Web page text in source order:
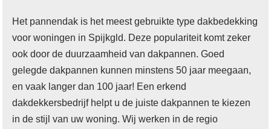
Het pannendak is het meest gebruikte type dakbedekking
voor woningen in Spijkgld. Deze populariteit komt zeker
ook door de duurzaamheid van dakpannen. Goed
gelegde dakpannen kunnen minstens 50 jaar meegaan,
en vaak langer dan 100 jaar! Een erkend
dakdekkersbedrijf helpt u de juiste dakpannen te kiezen
in de stijl van uw woning. Wij werken in de regio